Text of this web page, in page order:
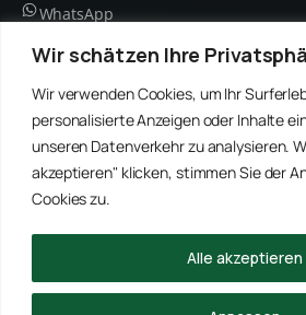
Wir schätzen Ihre
Wir verwenden Cookies, um Ihr
personalisierte Anzeigen oder Inhalte
unseren Datenverkehr zu analysieren.
akzeptieren" klicken, stimmen Sie der
Cookies zu.
Alle akzeptieren
WhatsApp
Mo – Fr 8 – 18 Uhr
EMPFOHLENE PARTNER
WinRei24 Dienstleistungen
Winterdienst
Winterdienst Niedersachsen
Winterdienst Hansa
Winterdienst
© 2026 Schädlingsbekämpfung Kraft · Alle